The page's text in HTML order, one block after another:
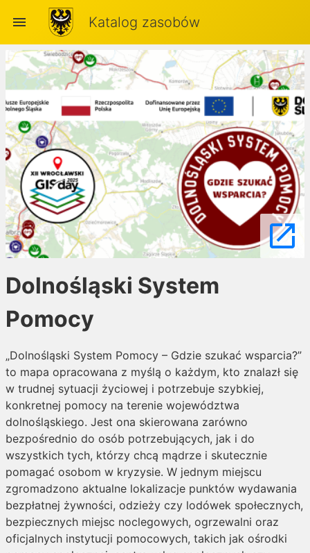
menu Katalog zasobów
launch
Dolnośląski System
Pomocy
„Dolnośląski System Pomocy – Gdzie szukać wsparcia?”
to mapa opracowana z myślą o każdym, kto znalazł się
w trudnej sytuacji życiowej i potrzebuje szybkiej,
konkretnej pomocy na terenie województwa
dolnośląskiego. Jest ona skierowana zarówno
bezpośrednio do osób potrzebujących, jak i do
wszystkich tych, którzy chcą mądrze i skutecznie
pomagać osobom w kryzysie. W jednym miejscu
zgromadzono aktualne lokalizacje punktów wydawania
bezpłatnej żywności, odzieży czy lodówek społecznych,
bezpiecznych miejsc noclegowych, ogrzewalni oraz
oficjalnych instytucji pomocowych, takich jak ośrodki